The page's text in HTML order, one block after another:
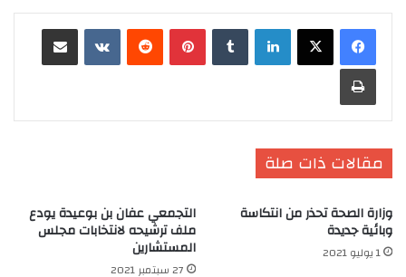
لينكدإن بينتيريست
طباعة
مقالات ذات صلة
وزارة الصحة تحذر من انتكاسة
وبائية جديدة
1 يوليو 2021
التجمعي عفان بن بوعيدة يودع
ملف ترشيحه لانتخابات مجلس
المستشارين
27 سبتمبر 2021